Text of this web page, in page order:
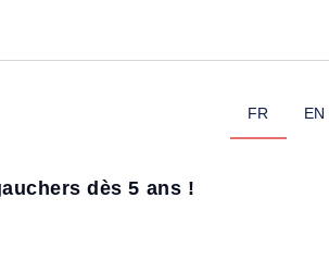
FR EN
dès 5 ans !